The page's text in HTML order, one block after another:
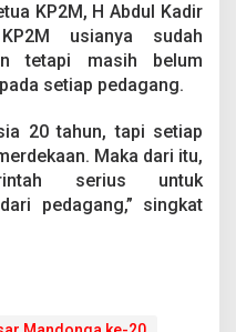
KP2M, H Abdul Kadir
usianya sudah
tetapi masih belum
setiap pedagang.
20 tahun, tapi setiap
Maka dari itu,
serius untuk
pedagang,” singkat